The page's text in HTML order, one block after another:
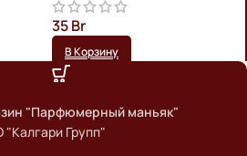
35Br
В Корзину
"Парфюмерный маньяк"
Групп"